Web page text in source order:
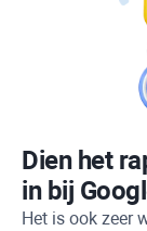
Dien het
in bij
Het is ook zeer